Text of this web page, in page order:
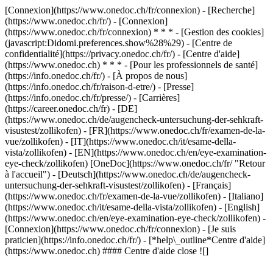
[Connexion](https://www.onedoc.ch/fr/connexion) - [Recherche]
(https://www.onedoc.ch/fr/) - [Connexion]
(https://www.onedoc.ch/fr/connexion) * * * - [Gestion des cookies]
(javascript:Didomi.preferences.show%28%29) - [Centre de
confidentialité](https://privacy.onedoc.ch/fr/) - [Centre d'aide]
(https://www.onedoc.ch) * * * - [Pour les professionnels de santé]
(https://info.onedoc.ch/fr/) - [À propos de nous]
(https://info.onedoc.ch/fr/raison-d-etre/) - [Presse]
(https://info.onedoc.ch/fr/presse/) - [Carrières]
(https://career.onedoc.ch/fr) - [DE]
(https://www.onedoc.ch/de/augencheck-untersuchung-der-sehkraft-
visustest/zollikofen) - [FR](https://www.onedoc.ch/fr/examen-de-la-
vue/zollikofen) - [IT](https://www.onedoc.ch/it/esame-della-
vista/zollikofen) - [EN](https://www.onedoc.ch/en/eye-examination-
eye-check/zollikofen) [OneDoc](https://www.onedoc.ch/fr/ "Retour
à l'accueil") - [Deutsch](https://www.onedoc.ch/de/augencheck-
untersuchung-der-sehkraft-visustest/zollikofen) - [Français]
(https://www.onedoc.ch/fr/examen-de-la-vue/zollikofen) - [Italiano]
(https://www.onedoc.ch/it/esame-della-vista/zollikofen) - [English]
(https://www.onedoc.ch/en/eye-examination-eye-check/zollikofen) -
[Connexion](https://www.onedoc.ch/fr/connexion) - [Je suis
praticien](https://info.onedoc.ch/fr/) - [*help\_outline*Centre d'aide]
(https://www.onedoc.ch) #### Centre d'aide close ![]